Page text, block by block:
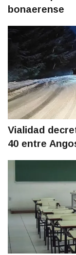
bonaerense
Vialidad
40 entre